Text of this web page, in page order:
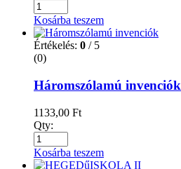
Kosárba teszem
Értékelés: 0 / 5
(0)
Háromszólamú invenciók
1133,00 Ft
Qty:
Kosárba teszem